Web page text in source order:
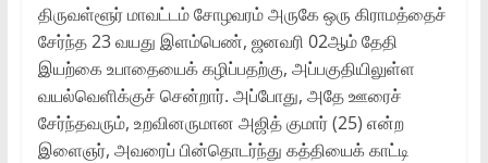
திருவள்ளூர் மாவட்டம் சோழவரம் அருகே ஒரு கிராமத்தைச்
சேர்ந்த 23 வயது இளம்பெண், ஜனவரி 02ஆம் தேதி
இயற்கை உபாதையைக் கழிப்பதற்கு, அப்பகுதியிலுள்ள
வயல்வெளிக்குச் சென்றார். அப்போது, அதே ஊரைச்
சேர்ந்தவரும், உறவினருமான அஜித் குமார் (25) என்ற
இளைஞர், அவரைப் பின்தொடர்ந்து கத்தியைக் காட்டி